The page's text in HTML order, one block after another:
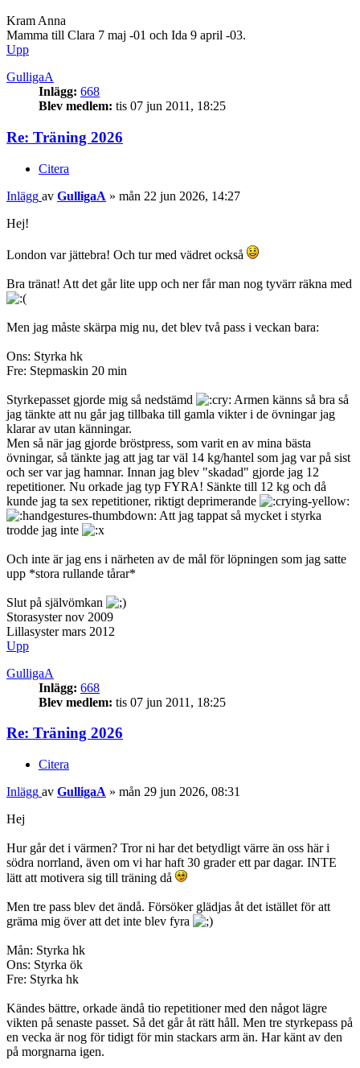
Kram Anna
Mamma till Clara 7 maj -01 och Ida 9 april -03.
Upp
GulligaA
Inlägg: 668
Blev medlem: tis 07 jun 2011, 18:25
Re: Träning 2026
Citera
Inlägg av GulligaA » mån 22 jun 2026, 14:27
Hej!
London var jättebra! Och tur med vädret också
Bra tränat! Att det går lite upp och ner får man nog tyvärr räkna med
Men jag måste skärpa mig nu, det blev två pass i veckan bara:
Ons: Styrka hk
Fre: Stepmaskin 20 min
Styrkepasset gjorde mig så nedstämd
Armen känns så bra så
jag tänkte att nu går jag tillbaka till gamla vikter i de övningar jag
klarar av utan känningar.
Men så när jag gjorde bröstpress, som varit en av mina bästa
övningar, så tänkte jag att jag tar väl 14 kg/hantel som jag var på sist
och ser var jag hamnar. Innan jag blev "skadad" gjorde jag 12
repetitioner. Nu orkade jag typ FYRA! Sänkte till 12 kg och då
kunde jag ta sex repetitioner, riktigt deprimerande
Att jag tappat så mycket i styrka
trodde jag inte
Och inte är jag ens i närheten av de mål för löpningen som jag satte
upp *stora rullande tårar*
Slut på självömkan
Storasyster nov 2009
Lillasyster mars 2012
Upp
GulligaA
Inlägg: 668
Blev medlem: tis 07 jun 2011, 18:25
Re: Träning 2026
Citera
Inlägg av GulligaA » mån 29 jun 2026, 08:31
Hej
Hur går det i värmen? Tror ni har det betydligt värre än oss här i
södra norrland, även om vi har haft 30 grader ett par dagar. INTE
lätt att motivera sig till träning då
Men tre pass blev det ändå. Försöker glädjas åt det istället för att
gräma mig över att det inte blev fyra
Mån: Styrka hk
Ons: Styrka ök
Fre: Styrka hk
Kändes bättre, orkade ändå tio repetitioner med den något lägre
vikten på senaste passet. Så det går åt rätt håll. Men tre styrkepass på
en vecka är nog för tidigt för min stackars arm än. Har känt av den
på morgnarna igen.